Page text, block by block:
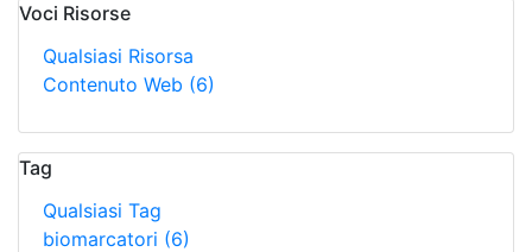
Voci Risorse
Qualsiasi Risorsa
Contenuto Web (6)
Tag
Qualsiasi Tag
biomarcatori (6)